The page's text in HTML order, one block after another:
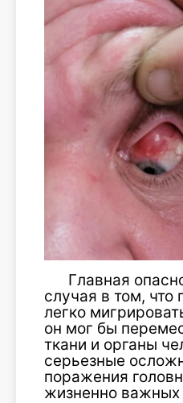
Главная
случая в том, что
легко
он мог бы
ткани и органы
серьезные
поражения
жизненно важных